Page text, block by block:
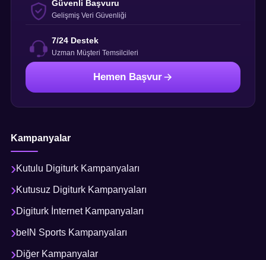
Güvenli Başvuru
Gelişmiş Veri Güvenliği
7/24 Destek
Uzman Müşteri Temsilcileri
Hemen Başvur
Kampanyalar
Kutulu Digiturk Kampanyaları
Kutusuz Digiturk Kampanyaları
Digiturk İnternet Kampanyaları
beIN Sports Kampanyaları
Diğer Kampanyalar